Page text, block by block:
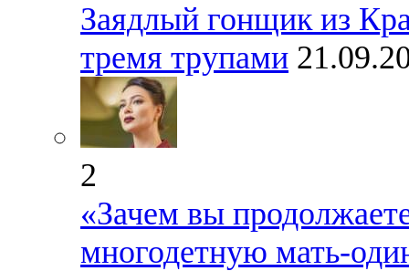
Заядлый гонщик из
тремя трупами
2
«Зачем вы
многодетную мать-